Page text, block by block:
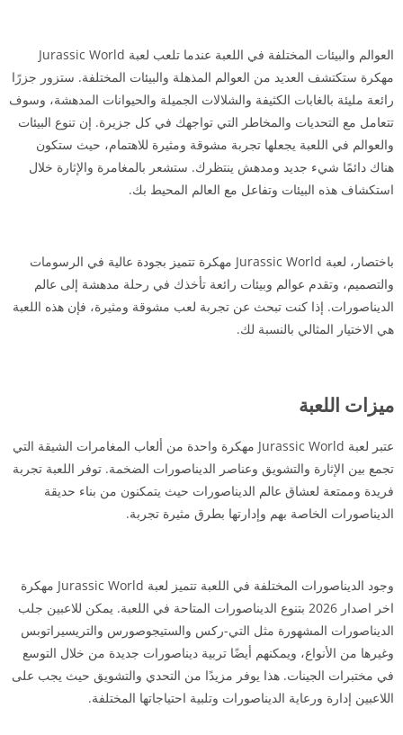
العوالم والبيئات المختلفة في اللعبة عندما تلعب لعبة Jurassic World
مهكرة ستكتشف العديد من العوالم المذهلة والبيئات المختلفة. ستزور جزرًا
رائعة مليئة بالغابات الكثيفة والشلالات الجميلة والحيوانات المدهشة، وسوف
تتعامل مع التحديات والمخاطر التي تواجهك في كل جزيرة. إن تنوع البيئات
والعوالم في اللعبة يجعلها تجربة مشوقة ومثيرة للاهتمام، حيث ستكون
هناك دائمًا شيء جديد ومدهش ينتظرك. ستشعر بالمغامرة والإثارة خلال
استكشاف هذه البيئات وتفاعل مع العالم المحيط بك.
باختصار، لعبة Jurassic World مهكرة تتميز بجودة عالية في الرسومات
والتصميم، وتقدم عوالم وبيئات رائعة تأخذك في رحلة مدهشة إلى عالم
الديناصورات. إذا كنت تبحث عن تجربة لعب مشوقة ومثيرة، فإن هذه اللعبة
هي الاختيار المثالي بالنسبة لك.
ميزات اللعبة
عتبر لعبة Jurassic World مهكرة واحدة من ألعاب المغامرات الشيقة التي
تجمع بين الإثارة والتشويق وعناصر الديناصورات الضخمة. توفر اللعبة تجربة
فريدة وممتعة لعشاق عالم الديناصورات حيث يتمكنون من بناء حديقة
الديناصورات الخاصة بهم وإدارتها بطرق مثيرة تجربة.
وجود الديناصورات المختلفة في اللعبة تتميز لعبة Jurassic World مهكرة
اخر اصدار 2026 بتنوع الديناصورات المتاحة في اللعبة. يمكن للاعبين جلب
الديناصورات المشهورة مثل التي-ركس والستيجوصورس والتريسيراتوبس
وغيرها من الأنواع، ويمكنهم أيضًا تربية ديناصورات جديدة من خلال التوسع
في مختبرات الجينات. هذا يوفر مزيدًا من التحدي والتشويق حيث يجب على
اللاعبين إدارة ورعاية الديناصورات وتلبية احتياجاتها المختلفة.